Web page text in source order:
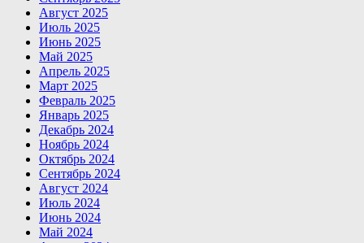
Август 2025
Июль 2025
Июнь 2025
Май 2025
Апрель 2025
Март 2025
Февраль 2025
Январь 2025
Декабрь 2024
Ноябрь 2024
Октябрь 2024
Сентябрь 2024
Август 2024
Июль 2024
Июнь 2024
Май 2024